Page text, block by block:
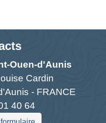
Ouen-d'Aunis
Cardin
- FRANCE
40 64